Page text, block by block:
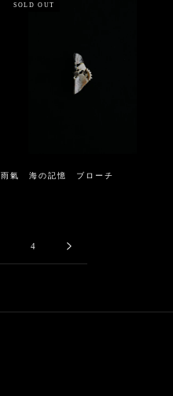
SOLD OUT
雨氣 海の記憶 ブローチ
4